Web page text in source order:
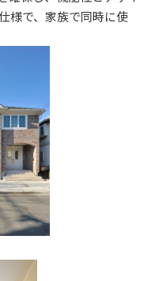
様で、家族で同時に使